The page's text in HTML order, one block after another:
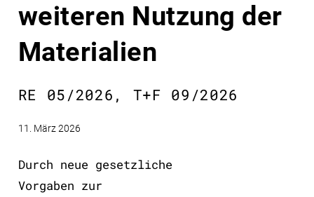
weiteren Nutzung der
Materialien
RE 05/2026, T+F 09/2026
11. März 2026
Durch neue gesetzliche
Vorgaben zur